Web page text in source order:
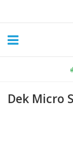
Dek Micro